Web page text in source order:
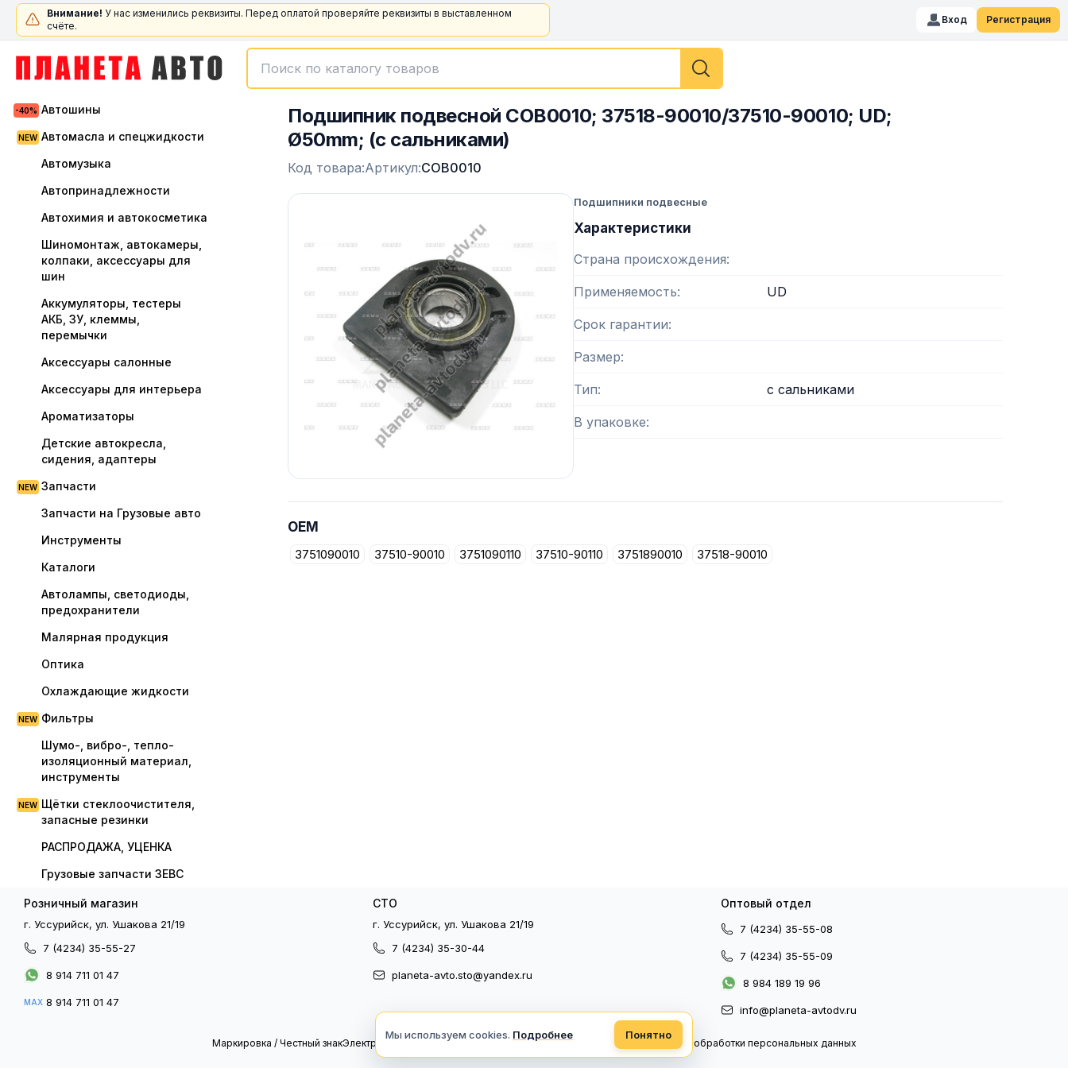
Внимание! У нас изменились реквизиты. Перед оплатой проверяйте реквизиты в выставленном
счёте.
Вход Регистрация
Автошины
Автомасла и спецжидкости
Автомузыка
Автопринадлежности
Автохимия и автокосметика
Шиномонтаж, автокамеры,
колпаки, аксессуары для
шин
Аккумуляторы, тестеры
АКБ, ЗУ, клеммы,
перемычки
Аксессуары салонные
Аксессуары для интерьера
Ароматизаторы
Детские автокресла,
сидения, адаптеры
Запчасти
Запчасти на Грузовые авто
Инструменты
Каталоги
Автолампы, светодиоды,
предохранители
Малярная продукция
Оптика
Охлаждающие жидкости
Фильтры
Шумо-, вибро-, тепло-
изоляционный материал,
инструменты
Щётки стеклоочистителя,
запасные резинки
РАСПРОДАЖА, УЦЕНКА
Грузовые запчасти ЗЕВС
Подшипник подвесной COB0010; 37518-90010/37510-90010; UD;
Ø50mm; (с сальниками)
Код товара:Артикул:COB0010
Подшипники подвесные
Характеристики
Страна происхождения
Применяемость UD
Срок гарантии
Размер
Тип с сальниками
В упаковке
OEM
3751090010 37510-90010 3751090110 37510-90110 3751890010 37518-90010
Розничный магазин
г. Уссурийск, ул. Ушакова 21/19
7 (4234) 35-55-27
8 914 711 01 47
MAX 8 914 711 01 47
СТО
г. Уссурийск, ул. Ушакова 21/19
7 (4234) 35-30-44
planeta-avto.sto@yandex.ru
Оптовый отдел
7 (4234) 35-55-08
7 (4234) 35-55-09
8 984 189 19 96
info@planeta-avtodv.ru
Маркировка / Честный знакЭлектронный документооборот Политика конфиденциальности Политика обработки персональных данных
Мы используем cookies. Подробнее Понятно